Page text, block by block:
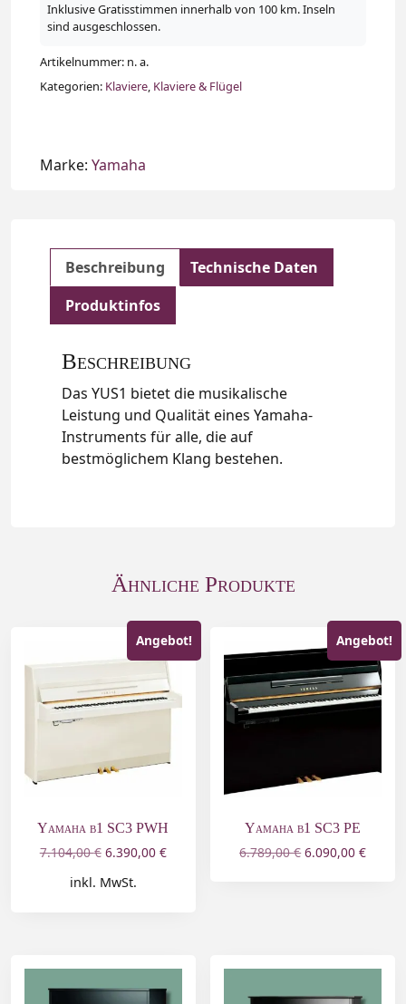
Inklusive Gratisstimmen innerhalb von 100 km. Inseln
sind ausgeschlossen.
Artikelnummer: n. a.
Kategorien: Klaviere, Klaviere & Flügel
Marke: Yamaha
Beschreibung
Technische Daten
Produktinfos
Beschreibung
Das YUS1 bietet die musikalische
Leistung und Qualität eines Yamaha-
Instruments für alle, die auf
bestmöglichem Klang bestehen.
Ähnliche Produkte
Angebot!
Yamaha b1 SC3 PWH
7.104,00€ 6.390,00 €
inkl. MwSt.
Angebot!
Yamaha b1 SC3 PE
6.789,00€ 6.090,00€